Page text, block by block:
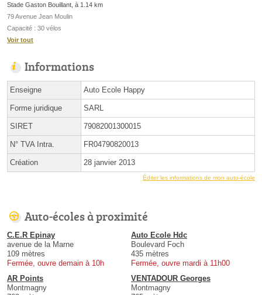
Stade Gaston Bouillant, à 1.14 km
79 Avenue Jean Moulin
Capacité : 30 vélos
Voir tout
Informations
Enseigne Auto Ecole Happy
Forme juridique SARL
SIRET 79082001300015
N° TVA Intra. FR04790820013
Création 28 janvier 2013
Éditer les informations de mon auto-école
Auto-écoles à proximité
C.E.R Epinay
avenue de la Marne
109 mètres
Fermée, ouvre demain à 10h
Auto Ecole Hdc
Boulevard Foch
435 mètres
Fermée, ouvre mardi à 11h00
AR Points
Montmagny
VENTADOUR Georges
Montmagny